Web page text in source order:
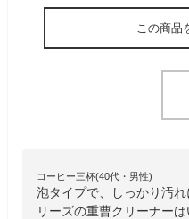
この商品
コーヒー三杯(40代・男性)
泡タイプで、しっかり汚
リーズの重曹クリーナー